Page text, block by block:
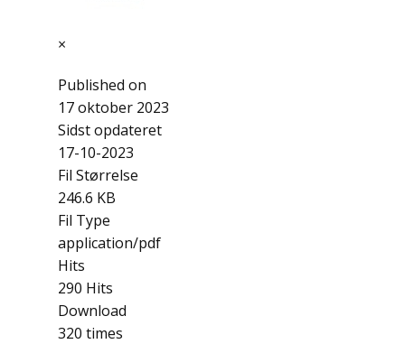
×
Published on
17 oktober 2023
Sidst opdateret
17-10-2023
Fil Størrelse
246.6 KB
Fil Type
application/pdf
Hits
290 Hits
Download
320 times